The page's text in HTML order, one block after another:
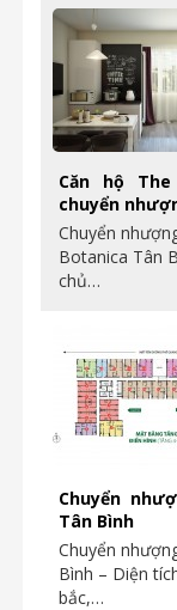
Căn hộ
chuyển
Chuyển
Botanica Tân
chủ…
Chuyển
Tân Bình
Chuyển
Bình – Diện
bắc,…